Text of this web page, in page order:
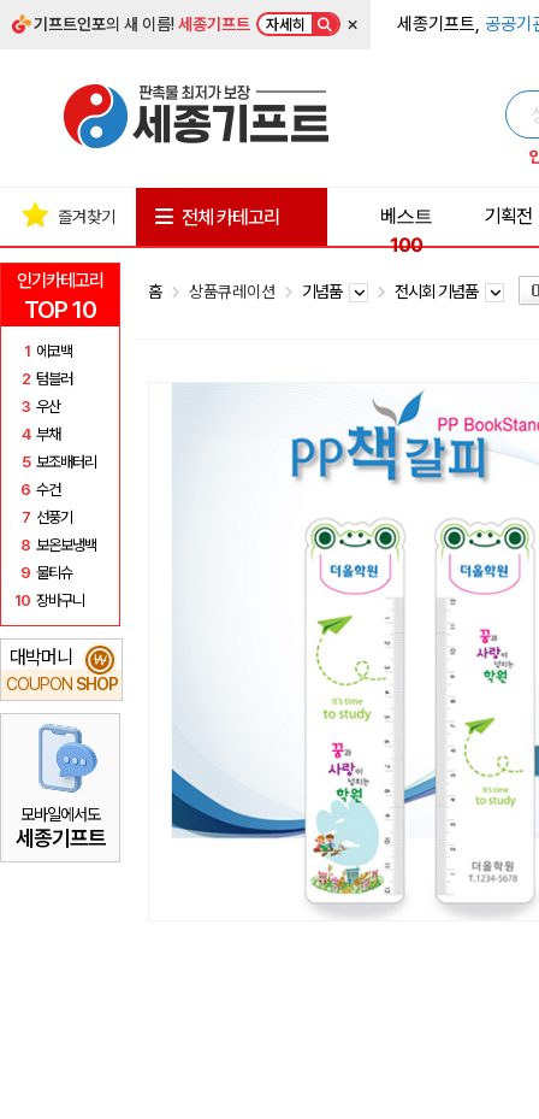
기프트인포의 새 이름!세종기프트 자세히 × 세종기프트, 공공기
인기카테고리
TOP 10
1 에코백
2 텀블러
3 우산
4 부채
5 보조배터리
6 수건
7 선풍기
8 보온보냉백
9 물티슈
10 장바구니
대박머니
COUPON SHOP
₩
모바일에서도
세종기프트
즐겨찾기 전체 카테고리
베스트
100
기획전
홈 상품큐레이션 기념품 전시회 기념품